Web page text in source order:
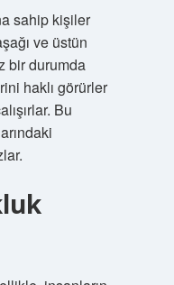
sahip kişiler
ve üstün
bir durumda
haklı görürler
Bu